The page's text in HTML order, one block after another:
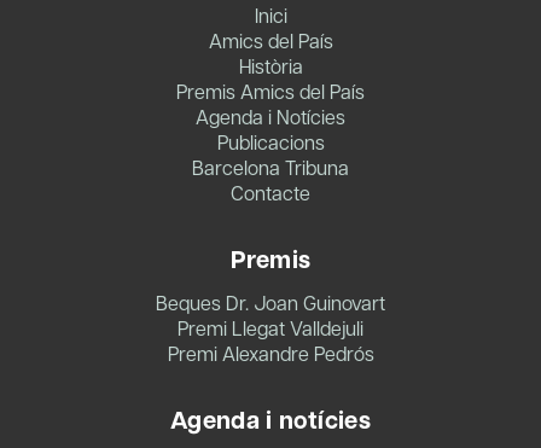
Inici
Amics del País
Història
Premis Amics del País
Agenda i Notícies
Publicacions
Barcelona Tribuna
Contacte
Premis
Beques Dr. Joan Guinovart
Premi Llegat Valldejuli
Premi Alexandre Pedrós
Agenda i notícies